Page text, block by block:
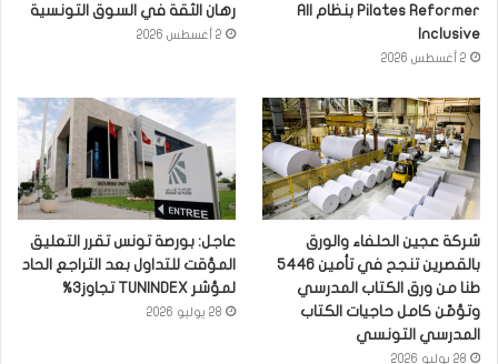
Pilates Reformer بنظام All
Inclusive
2 أغسطس 2026
رهان الثقة في السوق التونسية
2 أغسطس 2026
شركة عجين الحلفاء والورق
بالقصرين تنجح في تأمين 5446
طنا من ورق الكتاب المدرسي
وتؤمّن كامل حاجيات الكتاب
المدرسي التونسي
28 يوليو 2026
عاجل: بورصة تونس تقرر التعليق
المؤقت للتداول بعد التراجع الحاد
لمؤشر TUNINDEX تجاوز3%
28 يوليو 2026